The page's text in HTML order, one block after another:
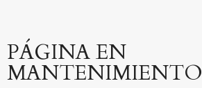
PÁGINA EN
MANTENIMIENTO